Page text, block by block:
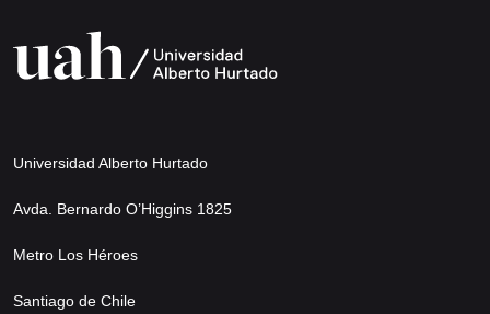
Universidad Alberto Hurtado
Avda. Bernardo O’Higgins 1825
Metro Los Héroes
Santiago de Chile